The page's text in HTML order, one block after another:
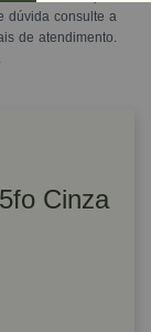
dúvida consulte a
de atendimento.
Cinza